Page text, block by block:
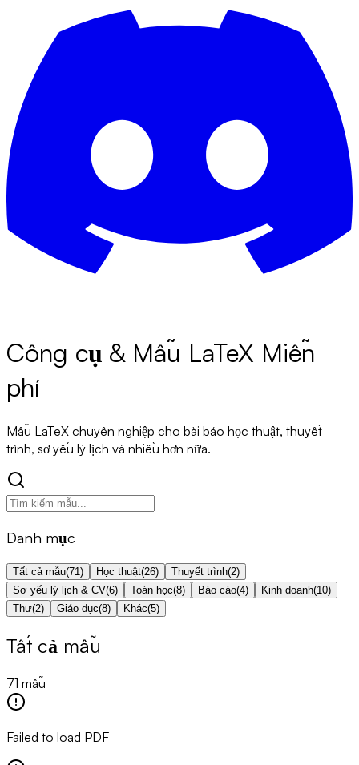
Công cụ & Mẫu LaTeX Miễn
phí
Mẫu LaTeX chuyên nghiệp cho bài báo học thuật, thuyết
trình, sơ yếu lý lịch và nhiều hơn nữa.
Danh mục
Tất cả mẫu(71) Học thuật(26) Thuyết trình(2)
Sơ yếu lý lịch & CV(6) Toán học(8) Báo cáo(4) Kinh doanh(10)
Thư(2) Giáo dục(8) Khác(5)
Tất cả mẫu
71 mẫu
Failed to load PDF